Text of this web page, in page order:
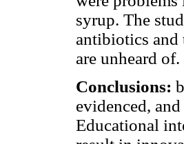
syrup. The
antibiotics and
are unheard of.
Conclusions:
evidenced,
Educational